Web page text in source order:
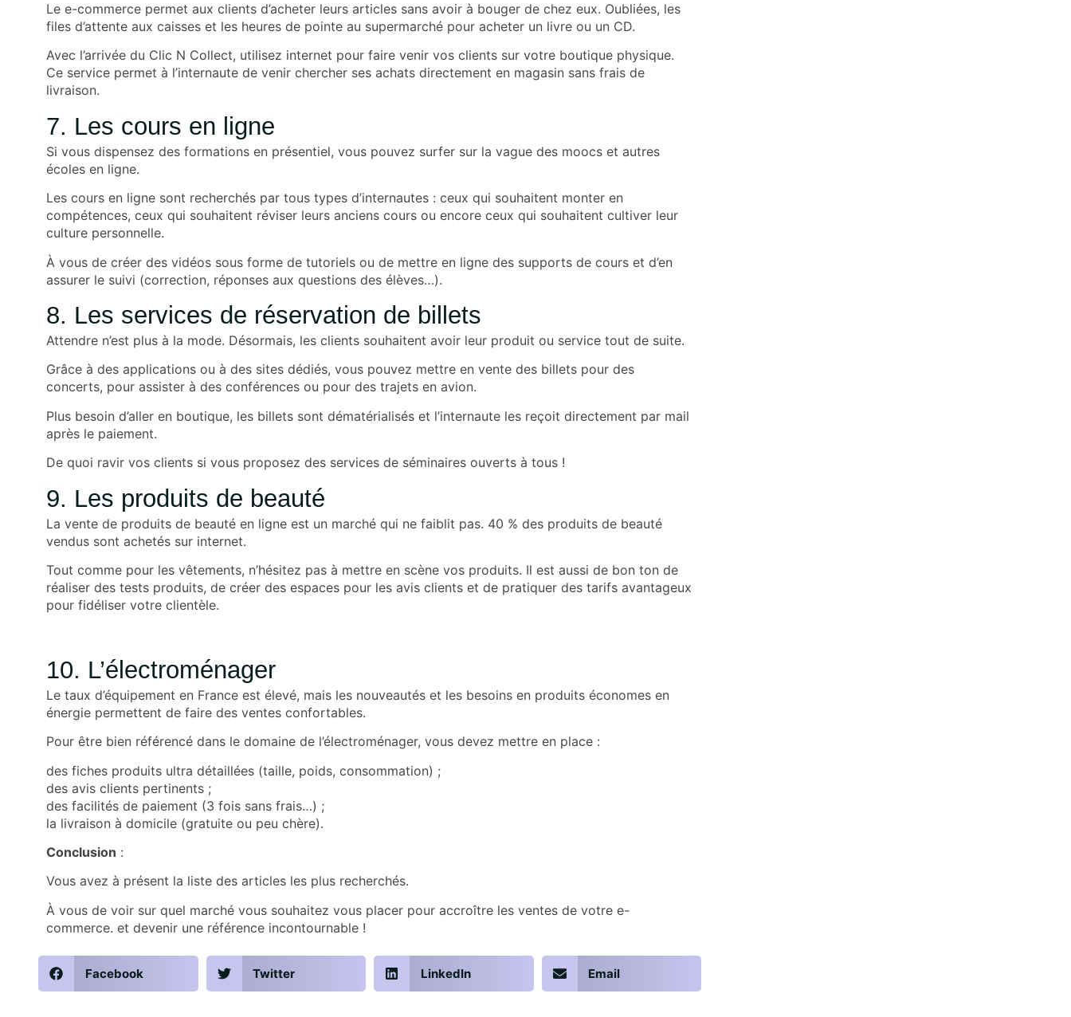
Le e-commerce permet aux clients d’acheter leurs articles sans avoir à bouger de chez eux. Oubliées, les
files d’attente aux caisses et les heures de pointe au supermarché pour acheter un livre ou un CD.
Avec l’arrivée du Clic N Collect, utilisez internet pour faire venir vos clients sur votre boutique physique.
Ce service permet à l’internaute de venir chercher ses achats directement en magasin sans frais de
livraison.
7. Les cours en ligne
Si vous dispensez des formations en présentiel, vous pouvez surfer sur la vague des moocs et autres
écoles en ligne.
Les cours en ligne sont recherchés par tous types d’internautes : ceux qui souhaitent monter en
compétences, ceux qui souhaitent réviser leurs anciens cours ou encore ceux qui souhaitent cultiver leur
culture personnelle.
À vous de créer des vidéos sous forme de tutoriels ou de mettre en ligne des supports de cours et d’en
assurer le suivi (correction, réponses aux questions des élèves…).
8. Les services de réservation de billets
Attendre n’est plus à la mode. Désormais, les clients souhaitent avoir leur produit ou service tout de suite.
Grâce à des applications ou à des sites dédiés, vous pouvez mettre en vente des billets pour des
concerts, pour assister à des conférences ou pour des trajets en avion.
Plus besoin d’aller en boutique, les billets sont dématérialisés et l’internaute les reçoit directement par mail
après le paiement.
De quoi ravir vos clients si vous proposez des services de séminaires ouverts à tous !
9. Les produits de beauté
La vente de produits de beauté en ligne est un marché qui ne faiblit pas. 40 % des produits de beauté
vendus sont achetés sur internet.
Tout comme pour les vêtements, n’hésitez pas à mettre en scène vos produits. Il est aussi de bon ton de
réaliser des tests produits, de créer des espaces pour les avis clients et de pratiquer des tarifs avantageux
pour fidéliser votre clientèle.
10. L’électroménager
Le taux d’équipement en France est élevé, mais les nouveautés et les besoins en produits économes en
énergie permettent de faire des ventes confortables.
Pour être bien référencé dans le domaine de l’électroménager, vous devez mettre en place :
des fiches produits ultra détaillées (taille, poids, consommation) ;
des avis clients pertinents ;
des facilités de paiement (3 fois sans frais…) ;
la livraison à domicile (gratuite ou peu chère).
Conclusion :
Vous avez à présent la liste des articles les plus recherchés.
À vous de voir sur quel marché vous souhaitez vous placer pour accroître les ventes de votre e-
commerce. et devenir une référence incontournable !
Facebook Twitter LinkedIn Email